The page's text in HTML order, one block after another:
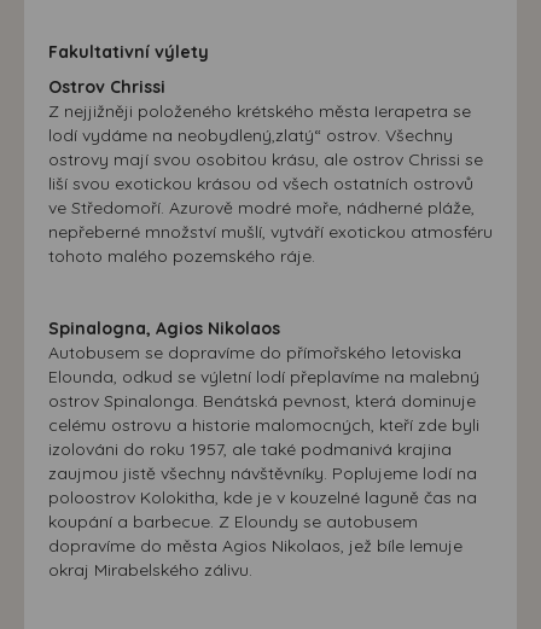
Fakultativní výlety
Ostrov Chrissi
Z nejjižněji položeného krétského města Ierapetra se
lodí vydáme na neobydlený,zlatý“ ostrov. Všechny
ostrovy mají svou osobitou krásu, ale ostrov Chrissi se
liší svou exotickou krásou od všech ostatních ostrovů
ve Středomoří. Azurově modré moře, nádherné pláže,
nepřeberné množství mušlí, vytváří exotickou atmosféru
tohoto malého pozemského ráje.
Spinalogna, Agios Nikolaos
Autobusem se dopravíme do přímořského letoviska
Elounda, odkud se výletní lodí přeplavíme na malebný
ostrov Spinalonga. Benátská pevnost, která dominuje
celému ostrovu a historie malomocných, kteří zde byli
izolováni do roku 1957, ale také podmanivá krajina
zaujmou jistě všechny návštěvníky. Poplujeme lodí na
poloostrov Kolokitha, kde je v kouzelné laguně čas na
koupání a barbecue. Z Eloundy se autobusem
dopravíme do města Agios Nikolaos, jež bíle lemuje
okraj Mirabelského zálivu.